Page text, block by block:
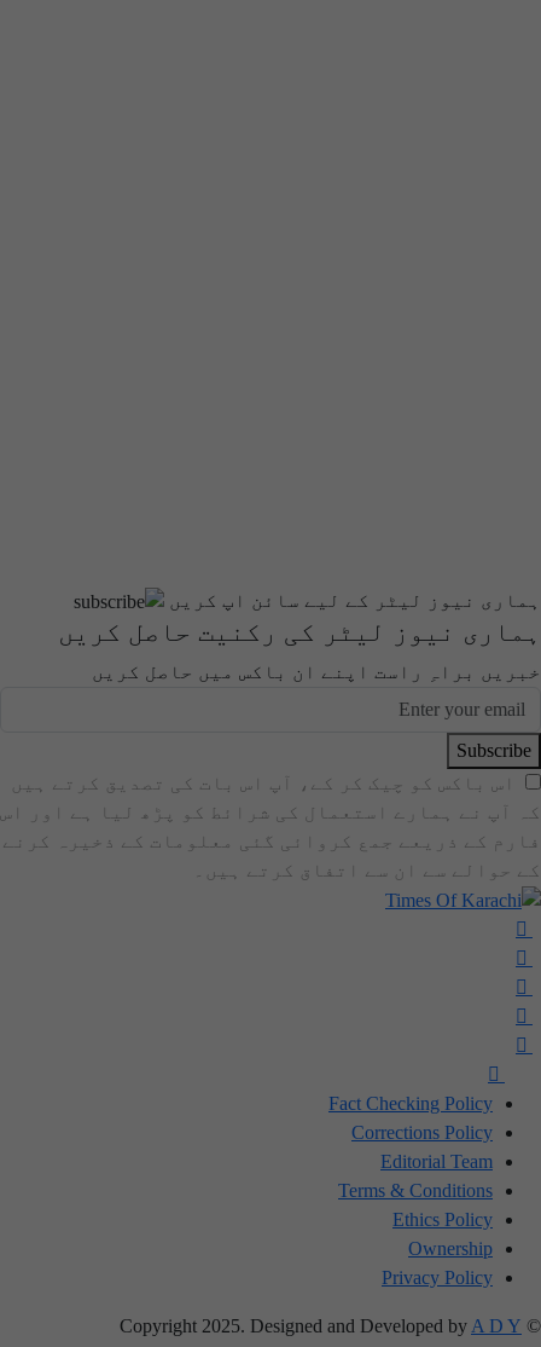
ہماری نیوز لیٹر کے لیے سائن اپ کریں
ہماری نیوز لیٹر کی رکنیت حاصل کریں
خبریں براہِ راست اپنے ان باکس میں حاصل کریں
Subscribe
اس باکس کو چیک کر کے، آپ اس بات کی تصدیق کرتے ہیں
کہ آپ نے ہمارے استعمال کی شرائط کو پڑھ لیا ہے اور اس
فارم کے ذریعے جمع کروائی گئی معلومات کے ذخیرہ کرنے
کے حوالے سے ان سے اتفاق کرتے ہیں۔
Fact Checking Policy
Corrections Policy
Editorial Team
Terms & Conditions
Ethics Policy
Ownership
Privacy Policy
© Copyright 2025. Designed and Developed by
A D Y